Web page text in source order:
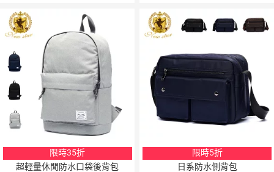
限時35折
超輕量休閒防水口袋後背包
限時5折
日系防水側背包